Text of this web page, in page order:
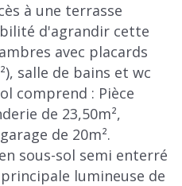
à une terrasse
d'agrandir cette
avec placards
salle de bains et wc
comprend : Pièce
de 23,50m²,
de 20m².
sous-sol semi enterré
lumineuse de